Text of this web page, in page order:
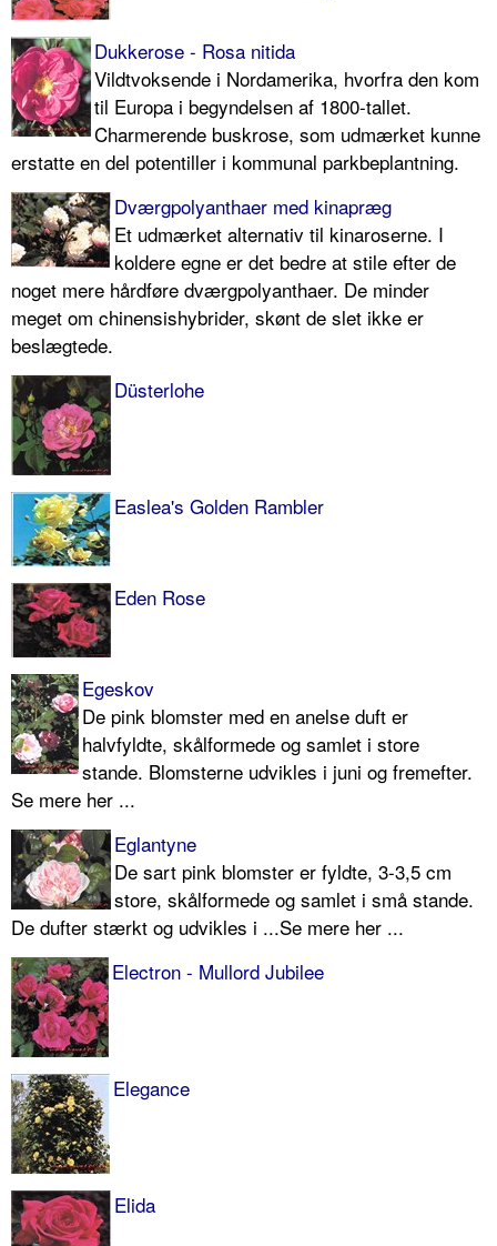
Dukkerose - Rosa nitida
Vildtvoksende i Nordamerika, hvorfra den kom
til Europa i begyndelsen af 1800-tallet.
Charmerende buskrose, som udmærket kunne
erstatte en del potentiller i kommunal parkbeplant­ning.
Dværgpolyanthaer med kinapræg
Et udmærket alternativ til kinaroserne. I
koldere egne er det bedre at stile efter de
noget mere hårdføre dværgpolyanthaer. De minder
meget om chinensishybrider, skønt de slet ikke er
beslægtede.
Düsterlohe
Easlea's Golden Rambler
Eden Rose
Egeskov
De pink blomster med en anelse duft er
halvfyldte, skål­formede og samlet i store
stande. Blomsterne udvikles i juni og fremefter.
Se mere her ...
Eglantyne
De sart pink blomster er fyldte, 3-3,5 cm
store, skålfor­mede og samlet i små stande.
De dufter stærkt og udvikles i ...Se mere her ...
Electron - Mullord Jubilee
Elegance
Elida